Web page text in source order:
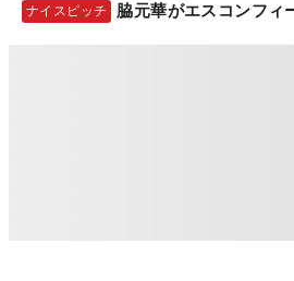
ナイスピッチ 脇元華がエスコンフィ